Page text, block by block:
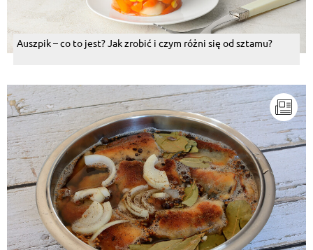
Auszpik – co to jest? Jak zrobić i czym różni się od sztamu?